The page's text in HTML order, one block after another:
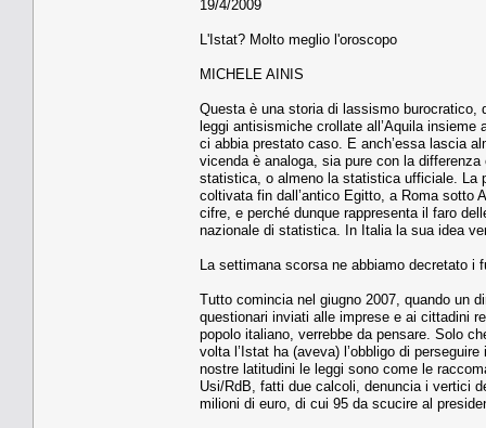
19/4/2009
L'Istat? Molto meglio l'oroscopo
MICHELE AINIS
Questa è una storia di lassismo burocratico,
leggi antisismiche crollate all’Aquila insieme
ci abbia prestato caso. E anch’essa lascia
vicenda è analoga, sia pure con la
statistica, o almeno la statistica ufficiale. La
coltivata fin dall’antico Egitto, a Roma sotto
cifre, e perché dunque rappresenta il faro
nazionale di statistica. In Italia la sua idea
La settimana scorsa ne abbiamo decretato i
Tutto comincia nel giugno 2007, quando un
questionari inviati alle imprese e ai cittadini
popolo italiano, verrebbe da pensare. Solo
volta l’Istat ha (aveva) l’obbligo di
nostre latitudini le leggi sono come le
Usi/RdB, fatti due calcoli, denuncia i vertici
milioni di euro, di cui 95 da scucire al